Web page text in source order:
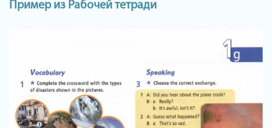
Пример из Рабочей тетради